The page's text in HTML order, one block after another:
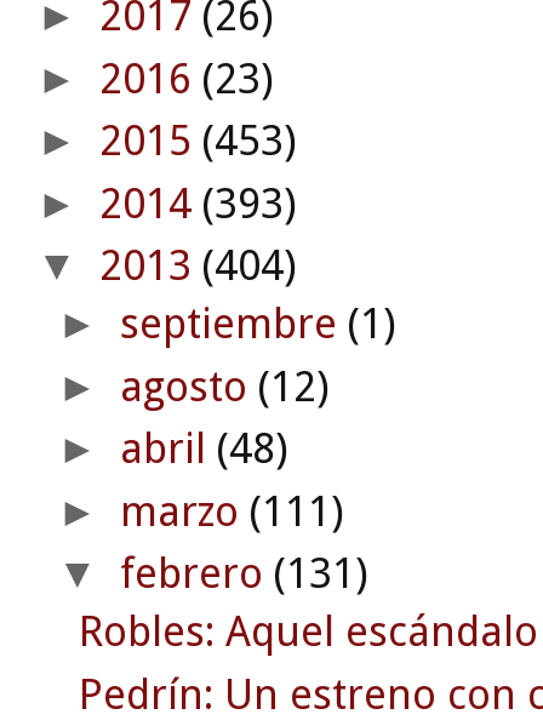
► 2017 (26)
► 2016 (23)
► 2015 (453)
► 2014 (393)
▼ 2013 (404)
► septiembre (1)
► agosto (12)
► abril (48)
► marzo (111)
▼ febrero (131)
Robles: Aquel
Pedrín: Un estreno con